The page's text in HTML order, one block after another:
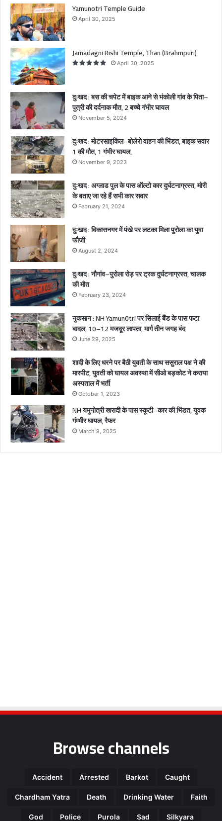
ने
से
भं
को
ली
गां
व
के
ता
पु
त्री
की
द
र्द
ना
क
मौ
त
,
2
च्चे
गं
र
घा
य
ल
Yamunotri Temple Guide
April 30, 2025
Jamadagni Rishi Temple, Than (Brahmpuri)
April 30, 2025
दुःखद : बस की चपेट में बाइक आने से भंकोली गांव के पिता–
पुत्री की दर्दनाक मौत, 2 बच्चे गंभीर घायल
November 5, 2024
दुःखद : मोटरसाइकिल–बोलेरो वाहन की भिंडत, बाइक सवार
1 की मौत, 1 गंभीर घायल,
November 9, 2023
दुःखद : अग्लाड पुल के पास ऑल्टो कार दुर्घटनाग्रस्त, मोरी
के बताए जा रहे हैं सभी कार सवार
February 21, 2024
दुःखद : विकासनगर में पंखे पर लटका मिला पुरोला का युवा
फौजी
August 2, 2024
दुःखद : नौगांव–पुरोला रोड़ पर ट्रक दुर्घटनाग्रस्त, चालक
की मौत
February 23, 2024
नुकसान : NH Yamun0tri पर सिलाई बैंड के पास फटा
बादल, 10–12 मजदूर लापता, मार्ग तीन जगह बंद
June 29, 2025
शादी के लिए धरने पर बैठी युवती के साथ ससुराल पक्ष ने की
मारपीट, युवती को घायल अवस्था में सीओ बड़कोट ने कराया
अस्पताल में भर्ती
October 1, 2023
NH यमुनोत्री खरादी के पास स्कूटी–कार की भिंडत, युवक
गंम्भीर घायल, रैफर
March 9, 2025
Browse channels
Accident Arrested Barkot Caught
Chardham Yatra Death Drinking Water Faith
God Police Purola Sad Silkyara